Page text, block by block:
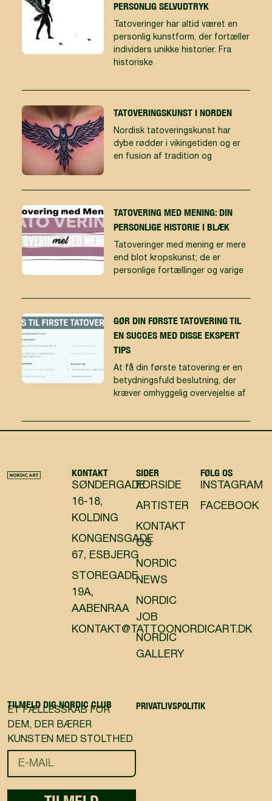
PERSONLIG SELVUDTRYK
Tatoveringer har altid været en
personlig kunstform, der fortæller
individers unikke historier. Fra
historiske
TATOVERINGSKUNST I NORDEN
Nordisk tatoveringskunst har
dybe rødder i vikingetiden og er
en fusion af tradition og
TATOVERING MED MENING: DIN
PERSONLIGE HISTORIE I BLÆK
Tatoveringer med mening er mere
end blot kropskunst; de er
personlige fortællinger og varige
GØR DIN FØRSTE TATOVERING TIL
EN SUCCES MED DISSE EKSPERT
TIPS
At få din første tatovering er en
betydningsfuld beslutning, der
kræver omhyggelig overvejelse af
KONTAKT
SØNDERGADE
16-18,
KOLDING
KONGENSGADE
67, ESBJERG
STOREGADE
19A,
AABENRAA
KONTAKT@TATTOONORDICART.DK
SIDER
FORSIDE
ARTISTER
KONTAKT
OS
NORDIC
NEWS
NORDIC
JOB
NORDIC
GALLERY
FØLG OS
INSTAGRAM
FACEBOOK
TILMELD DIG NORDIC CLUB
ET FÆLLESSKAB FOR
DEM, DER BÆRER
KUNSTEN MED STOLTHED
PRIVATLIVSPOLITIK